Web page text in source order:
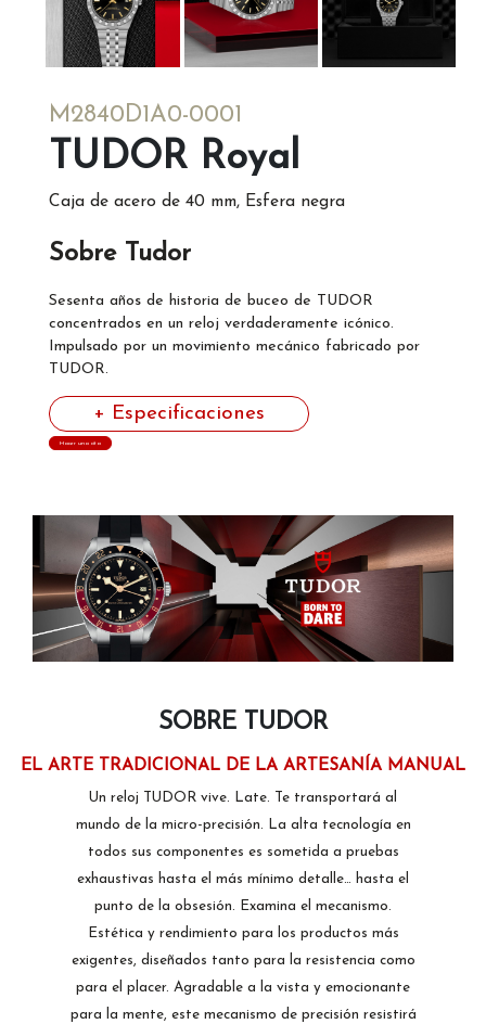
M2840D1A0-0001
TUDOR Royal
Caja de acero de 40 mm, Esfera negra
Sobre Tudor
Sesenta años de historia de buceo de TUDOR
concentrados en un reloj verdaderamente icónico.
Impulsado por un movimiento mecánico fabricado por
TUDOR.
+ Especificaciones
Hacer una cita
SOBRE TUDOR
EL ARTE TRADICIONAL DE LA ARTESANÍA MANUAL
Un reloj TUDOR vive. Late. Te transportará al
mundo de la micro-precisión. La alta tecnología en
todos sus componentes es sometida a pruebas
exhaustivas hasta el más mínimo detalle… hasta el
punto de la obsesión. Examina el mecanismo.
Estética y rendimiento para los productos más
exigentes, diseñados tanto para la resistencia como
para el placer. Agradable a la vista y emocionante
para la mente, este mecanismo de precisión resistirá